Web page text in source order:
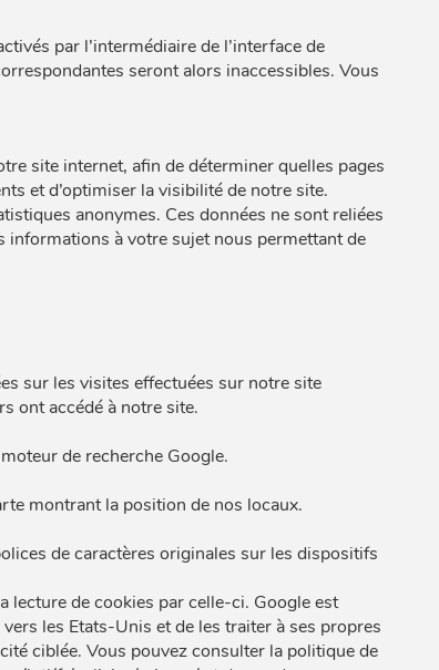
par l’intermédiaire de l’interface de
seront alors inaccessibles. Vous
site internet, afin de déterminer quelles pages
et d’optimiser la visibilité de notre site.
anonymes. Ces données ne sont reliées
informations à votre sujet nous permettant de
sur les visites effectuées sur notre site
ont accédé à notre site.
de recherche Google.
montrant la position de nos locaux.
de caractères originales sur les dispositifs
de cookies par celle-ci. Google est
les Etats-Unis et de les traiter à ses propres
ciblée. Vous pouvez consulter la politique de